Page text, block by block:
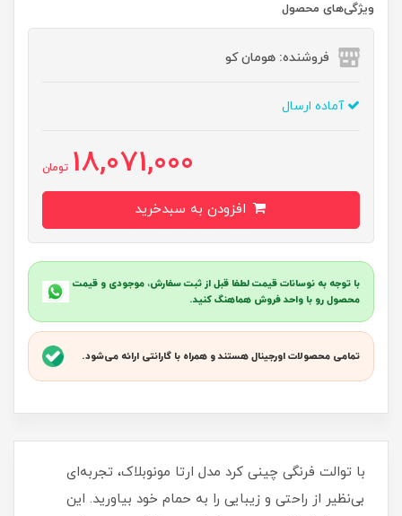
ویژگی‌های محصول
فروشنده: هومان کو
آماده ارسال
18,071,000 تومان
با توجه به نوسانات قیمت لطفا قبل از ثبت سفارش، موجودی و قیمت
محصول رو با واحد فروش هماهنگ کنید.
تمامی محصولات اورجینال هستند و همراه با گارانتی ارائه می‌شود.
با توالت فرنگی چینی کرد مدل ارتا مونوبلاک، تجربه‌ای
بی‌نظیر از راحتی و زیبایی را به حمام خود بیاورید. این